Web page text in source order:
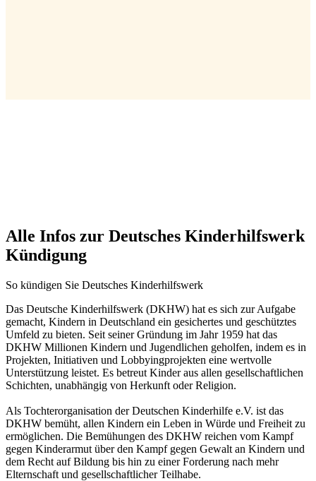
Alle Infos zur Deutsches Kinderhilfswerk
Kündigung
So kündigen Sie Deutsches Kinderhilfswerk
Das Deutsche Kinderhilfswerk (DKHW) hat es sich zur Aufgabe
gemacht, Kindern in Deutschland ein gesichertes und geschütztes
Umfeld zu bieten. Seit seiner Gründung im Jahr 1959 hat das
DKHW Millionen Kindern und Jugendlichen geholfen, indem es in
Projekten, Initiativen und Lobbyingprojekten eine wertvolle
Unterstützung leistet. Es betreut Kinder aus allen gesellschaftlichen
Schichten, unabhängig von Herkunft oder Religion.
Als Tochterorganisation der Deutschen Kinderhilfe e.V. ist das
DKHW bemüht, allen Kindern ein Leben in Würde und Freiheit zu
ermöglichen. Die Bemühungen des DKHW reichen vom Kampf
gegen Kinderarmut über den Kampf gegen Gewalt an Kindern und
dem Recht auf Bildung bis hin zu einer Forderung nach mehr
Elternschaft und gesellschaftlicher Teilhabe.